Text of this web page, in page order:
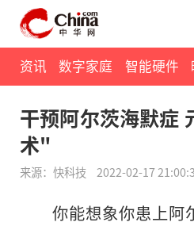
资讯 数字家庭 智能硬件
干预阿尔茨海默症
术"
来源：快科技 2022-02-17
你能想象你患上阿